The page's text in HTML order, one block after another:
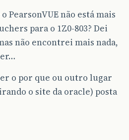
PearsonVUE não está mais
para o 1Z0-803? Dei
não encontrei mais nada,
o por que ou outro lugar
o site da oracle) posta